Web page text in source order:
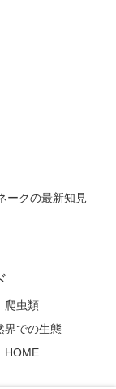
ークの最新知見
爬虫類
界での生態
HOME